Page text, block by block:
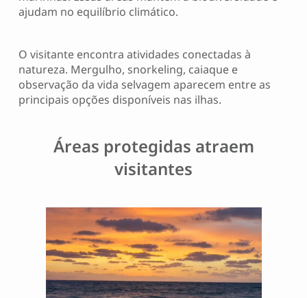
ajudam no equilíbrio climático.
O visitante encontra atividades conectadas à
natureza. Mergulho, snorkeling, caiaque e
observação da vida selvagem aparecem entre as
principais opções disponíveis nas ilhas.
Áreas protegidas atraem
visitantes